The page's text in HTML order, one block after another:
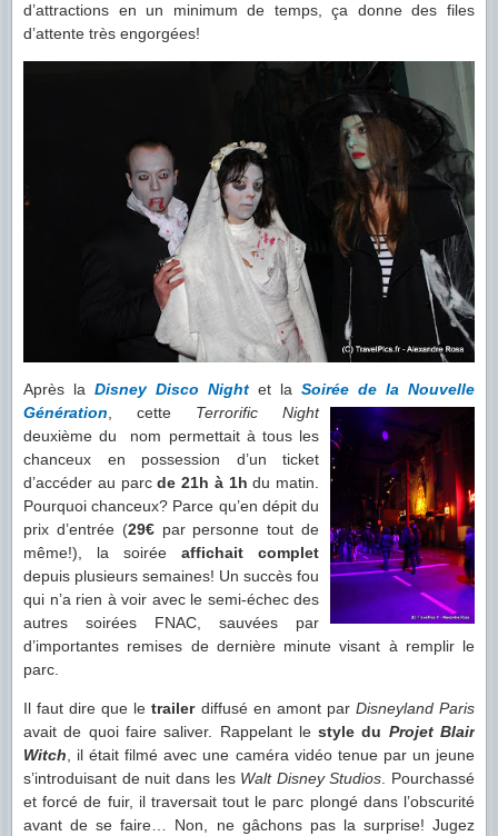
d’attractions en un minimum de temps, ça donne des files
d’attente très engorgées!
Après la Disney Disco Night et la Soirée de la Nouvelle
Génération , cette Terrorific Night
deuxième du nom permettait à tous les
chanceux en possession d’un ticket
d’accéder au parcde 21h à 1h du matin.
Pourquoi chanceux? Parce qu’en dépit du
prix d’entrée (29€par personne tout de
même!), la soirée affichait complet
depuis plusieurs semaines! Un succès fou
qui n’a rien à voir avec le semi-échec des
autres soirées FNAC, sauvées par
d’importantes remises de dernière minute visant à remplir le
parc.
Il faut dire que letrailerdiffusé en amont par Disneyland Paris
avait de quoi faire saliver. Rappelant lestyle du Projet Blair
Witch , il était filmé avec une caméra vidéo tenue par un jeune
s’introduisant de nuit dans les Walt Disney Studios . Pourchassé
et forcé de fuir, il traversait tout le parc plongé dans l’obscurité
avant de se faire… Non, ne gâchons pas la surprise! Jugez